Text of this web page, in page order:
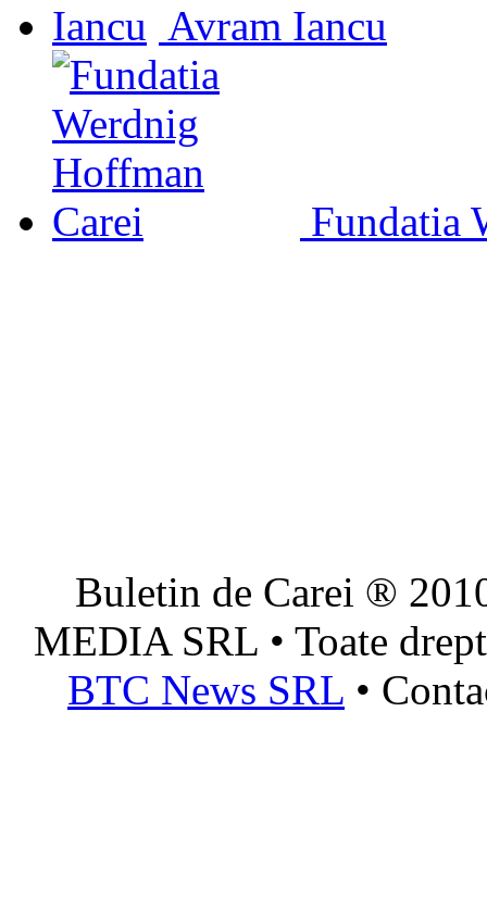
Avram Iancu
Fundatia
Buletin de Carei ®
MEDIA SRL • Toate
BTC News SRL •